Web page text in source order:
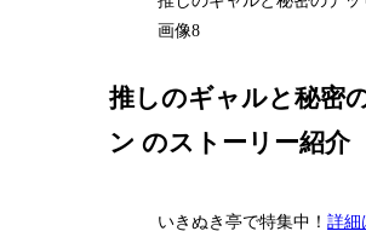
画像8
推しのギャルと秘密
ン のストーリー紹介
いきぬき亭で特集中！詳細